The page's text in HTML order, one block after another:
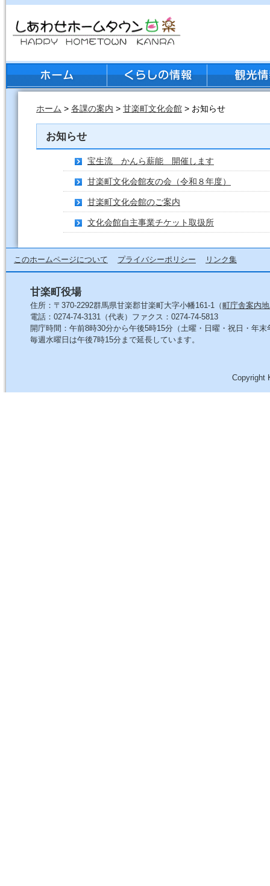
ホーム > 各課の案内 > 甘楽町文化会館 > お知らせ
お知らせ
宝生流 かんら薪能 開催します
甘楽町文化会館友の会（令和８年度）
甘楽町文化会館のご案内
文化会館自主事業チケット取扱所
このホームページについて プライバシーポリシー リンク集
甘楽町役場
住所：〒370-2292群馬県甘楽郡甘楽町大字小幡161-1（町庁舎案内
電話：0274-74-3131（代表）ファクス：0274-74-5813
開庁時間：午前8時30分から午後5時15分（土曜・日曜・祝日・年末
毎週水曜日は午後7時15分まで延長しています。
Copyright